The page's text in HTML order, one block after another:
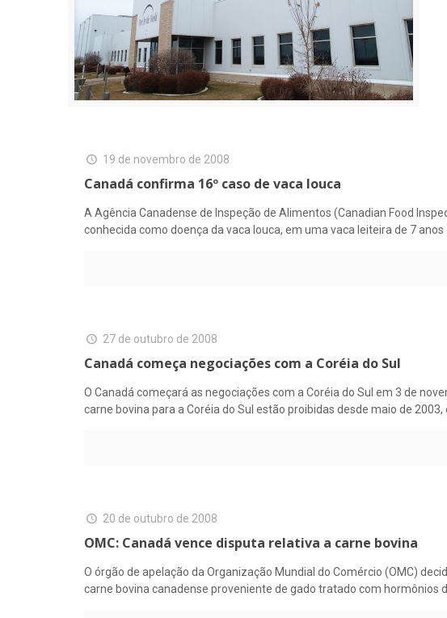
19 de novembro de 2008
Canadá confirma 16º caso de vaca louca
A Agência Canadense de Inspeção de Alimentos (Canadian Food
conhecida como doença da vaca louca, em uma vaca leiteira de 7
27 de outubro de 2008
Canadá começa negociações com a Coréia do Sul
O Canadá começará as negociações com a Coréia do Sul em 3 de
carne bovina para a Coréia do Sul estão proibidas desde maio de
20 de outubro de 2008
OMC: Canadá vence disputa relativa a carne bovina
O órgão de apelação da Organização Mundial do Comércio (OMC)
carne bovina canadense proveniente de gado tratado com hormônios